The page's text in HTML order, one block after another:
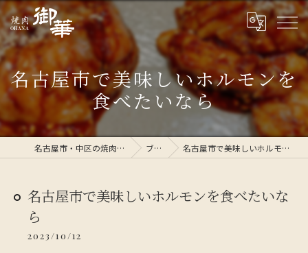
名古屋市で美味しいホルモンを
食べたいなら
名古屋市・中区の焼肉なら焼肉 御華 ブログ 名古屋市で美味しいホルモンを食べたいなら
名古屋市で美味しいホルモンを食べたいな
ら
2023/10/12